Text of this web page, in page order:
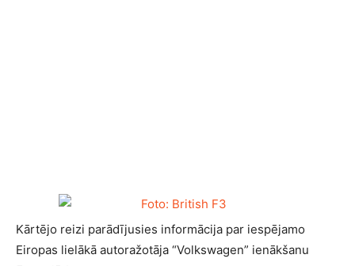
Kārtējo reizi parādījusies informācija par iespējamo
Eiropas lielākā autoražotāja “Volkswagen” ienākšanu